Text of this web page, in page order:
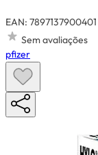
EAN: 7897137900401
Sem avaliações
pfizer